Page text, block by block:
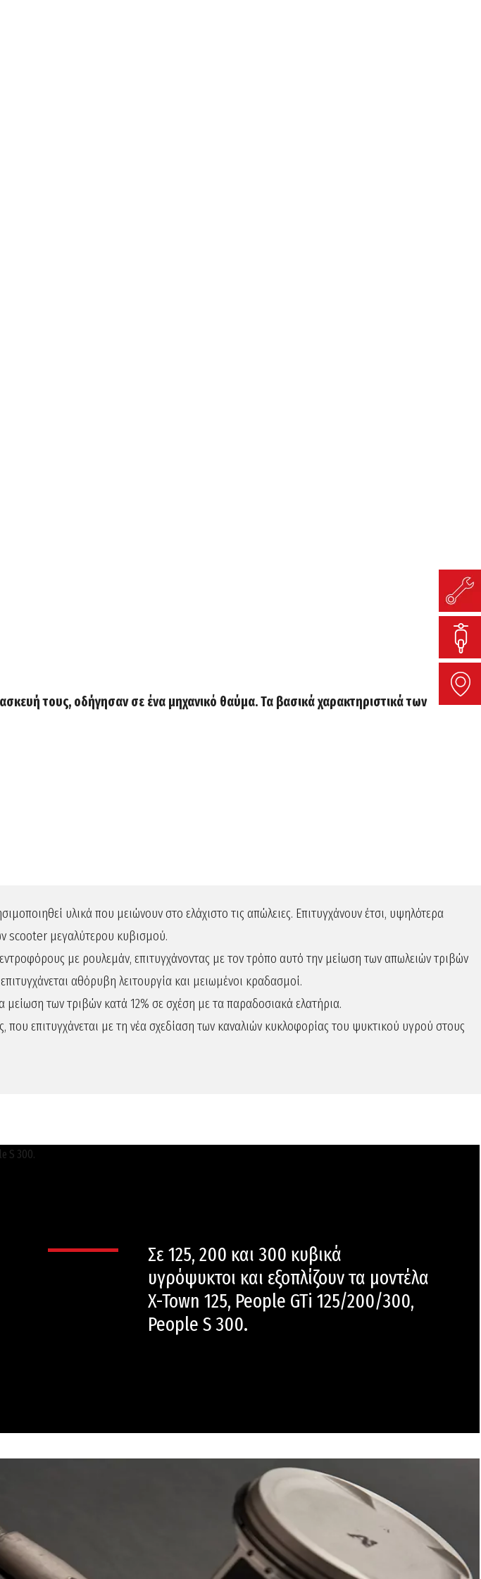
τους, οδήγησαν σε ένα μηχανικό θαύμα. Τα βασικά χαρακτηριστικά των
υλικά που μειώνουν στο ελάχιστο τις απώλειες. Επιτυγχάνουν έτσι, υψηλότερα
scooter μεγαλύτερου κυβισμού.
με ρουλεμάν, επιτυγχάνοντας με τον τρόπο αυτό την μείωση των απωλειών τριβών
αθόρυβη λειτουργία και μειωμένοι κραδασμοί.
των τριβών κατά 12% σε σχέση με τα παραδοσιακά ελατήρια.
επιτυγχάνεται με τη νέα σχεδίαση των καναλιών κυκλοφορίας του ψυκτικού υγρού στους
Σε 125, 200 και 300 κυβικά
υγρόψυκτοι και εξοπλίζουν τα μοντέλα
X-Town 125, People GTi 125/200/300,
People S 300.